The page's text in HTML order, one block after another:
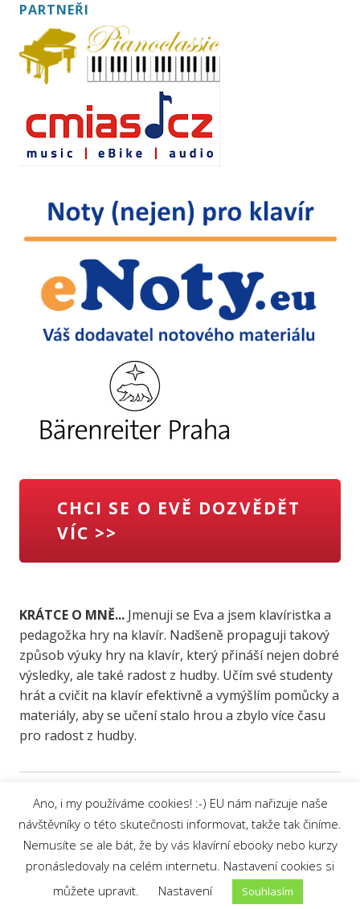
PARTNEŘI
CHCI SE O EVĚ DOZVĚDĚT
VÍC >>
KRÁTCE O MNĚ...Jmenuji se Eva a jsem klavíristka a
pedagožka hry na klavír. Nadšeně propaguji takový
způsob výuky hry na klavír, který přináší nejen dobré
výsledky, ale také radost z hudby. Učím své studenty
hrát a cvičit na klavír efektivně a vymýšlím pomůcky a
materiály, aby se učení stalo hrou a zbylo více času
pro radost z hudby.
Ochrana osobních údajů |© 2019 Eva
Lorenc
Ano, i my používáme cookies! :-) EU nám nařizuje naše
návštěvníky o této skutečnosti informovat, takže tak činíme.
Nemusíte se ale bát, že by vás klavírní ebooky nebo kurzy
pronásledovaly na celém internetu. Nastavení cookies si
můžete upravit.
Nastavení Souhlasím